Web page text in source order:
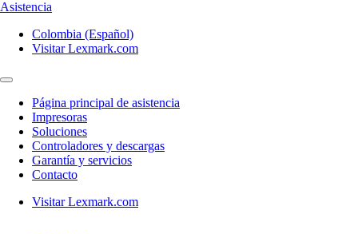
Asistencia
Colombia (Español)
Visitar Lexmark.com
Página principal de asistencia
Impresoras
Soluciones
Controladores y descargas
Garantía y servicios
Contacto
Visitar Lexmark.com